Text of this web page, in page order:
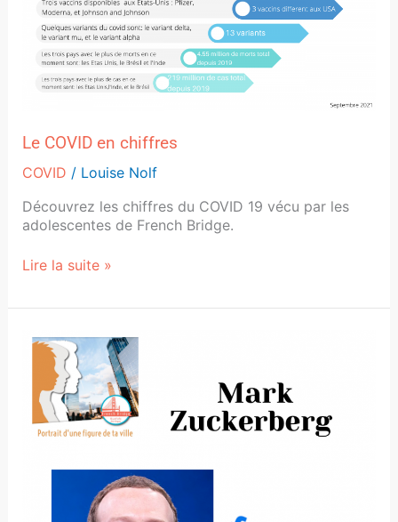
Le COVID en chiffres
COVID / Louise Nolf
Découvrez les chiffres du COVID 19 vécu par les
adolescentes de French Bridge.
Lire la suite »
Mark
Zuckerberg